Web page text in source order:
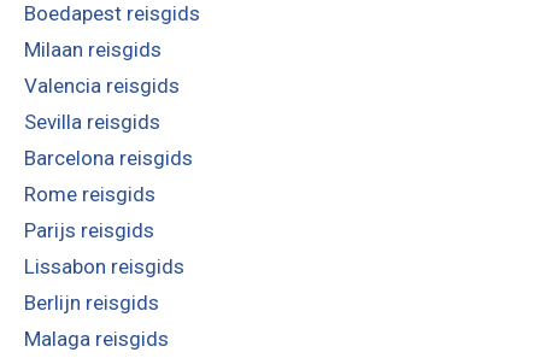
Boedapest reisgids
Milaan reisgids
Valencia reisgids
Sevilla reisgids
Barcelona reisgids
Rome reisgids
Parijs reisgids
Lissabon reisgids
Berlijn reisgids
Malaga reisgids